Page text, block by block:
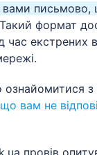
вами
формат
час екстрених
з
вам не